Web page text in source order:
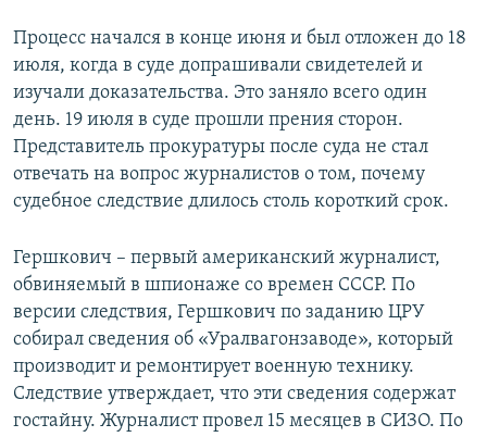
Процесс начался в конце июня и был отложен до 18
июля, когда в суде допрашивали свидетелей и
изучали доказательства. Это заняло всего один
день. 19 июля в суде прошли прения сторон.
Представитель прокуратуры после суда не стал
отвечать на вопрос журналистов о том, почему
судебное следствие длилось столь короткий срок.
Гершкович – первый американский журналист,
обвиняемый в шпионаже со времен СССР. По
версии следствия, Гершкович по заданию ЦРУ
собирал сведения об «Уралвагонзаводе», который
производит и ремонтирует военную технику.
Следствие утверждает, что эти сведения содержат
гостайну. Журналист провел 15 месяцев в СИЗО. По